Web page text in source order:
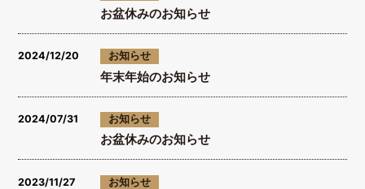
お盆休みのお知らせ
2024/12/20 お知らせ
年末年始のお知らせ
2024/07/31 お知らせ
お盆休みのお知らせ
2023/11/27 お知らせ